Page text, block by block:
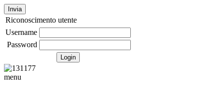
Invia
Riconoscimento utente
Username
Password
menu